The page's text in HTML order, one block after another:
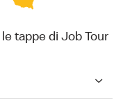
tappe di Job Tour